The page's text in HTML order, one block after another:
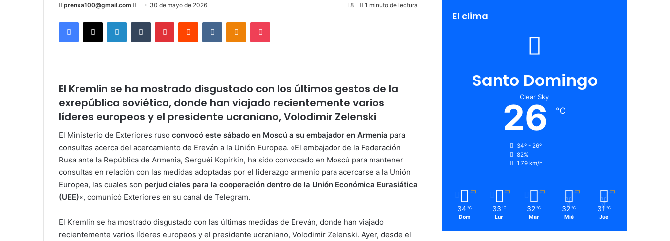
prenxa100@gmail.com
Send
email
30 de mayo de 2026 8 1 minuto de lectura
Facebook
X LinkedInTumblr PinterestReddit VKontakteOdnoklassniki
Pocket
El Kremlin se ha mostrado disgustado con los últimos gestos de la
exrepública soviética, donde han viajado recientemente varios
líderes europeos y el presidente ucraniano, Volodimir Zelenski
El Ministerio de Exteriores ruso convocó este sábado en Moscú a su embajador en Armenia para
consultas acerca del acercamiento de Ereván a la Unión Europea. «El embajador de la Federación
Rusa ante la República de Armenia, Serguéi Kopirkin, ha sido convocado en Moscú para mantener
consultas en relación con las medidas adoptadas por el liderazgo armenio para acercarse a la Unión
Europea, las cuales son perjudiciales para la cooperación dentro de la Unión Económica Eurasiática
(UEE)«, comunicó Exteriores en su canal de Telegram.
El Kremlin se ha mostrado disgustado con las últimas medidas de Ereván, donde han viajado
recientemente varios líderes europeos y el presidente ucraniano, Volodimir Zelenski. Ayer, desde el
El clima
Santo Domingo
Clear Sky
26 ℃
34º - 26º
82%
1.79 km/h
34 ℃
Dom
33 ℃
Lun
32 ℃
Mar
32 ℃
Mié
31 ℃
Jue